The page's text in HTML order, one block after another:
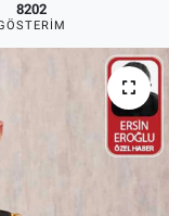
8202